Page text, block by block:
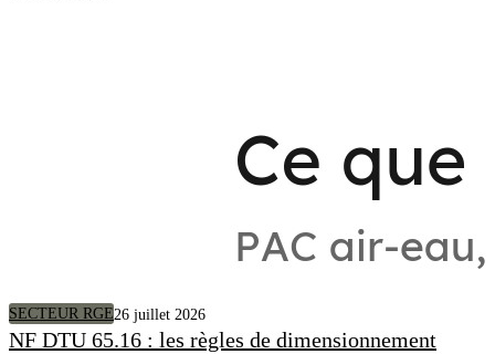
SECTEUR RGE26 juillet 2026
NF DTU 65.16 : les règles de dimensionnement